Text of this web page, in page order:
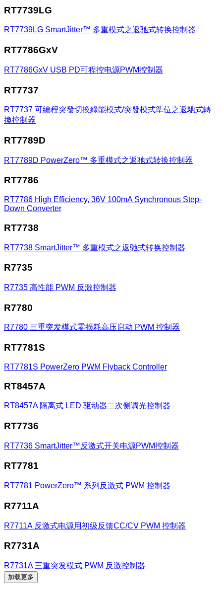
RT7739LG
RT7739LG SmartJitter™ 多重模式之返驰式转换控制器
RT7786GxV
RT7786GxV USB PD可程控电源PWM控制器
RT7737
RT7737 可編程突發切換綠能模式/突發模式準位之返馳式轉
換控制器
RT7789D
RT7789D PowerZero™ 多重模式之返驰式转换控制器
RT7786
RT7786 High Efficiency, 36V 100mA Synchronous Step-
Down Converter
RT7738
RT7738 SmartJitter™ 多重模式之返驰式转换控制器
R7735
R7735 高性能 PWM 反激控制器
R7780
R7780 三重突发模式零损耗高压启动 PWM 控制器
RT7781S
RT7781S PowerZero PWM Flyback Controller
RT8457A
RT8457A 隔离式 LED 驱动器二次侧调光控制器
RT7736
RT7736 SmartJitter™反激式开关电源PWM控制器
RT7781
RT7781 PowerZero™ 系列反激式 PWM 控制器
R7711A
R7711A 反激式电源用初级反馈CC/CV PWM 控制器
R7731A
R7731A 三重突发模式 PWM 反激控制器
加载更多